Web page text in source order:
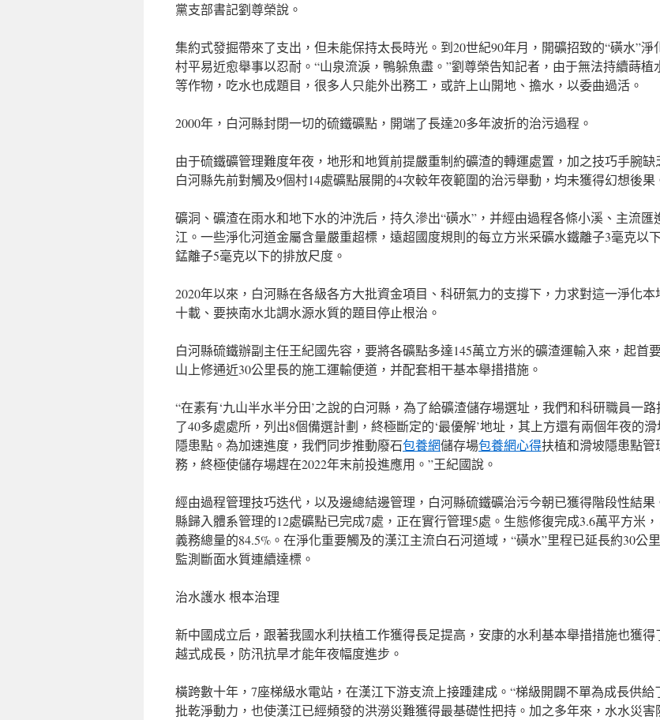
黨支部書記劉尊榮說。
集約式發掘帶來了支出，但未能保持太長時光。到20世紀90年月，開礦招致的“磺水”淨
村平易近愈舉事以忍耐。“山泉流淚，鴨躲魚盡。”劉尊榮告知記者，由于無法持續蒔植
等作物，吃水也成題目，很多人只能外出務工，或許上山開地、擔水，以委曲過活。
2000年，白河縣封閉一切的硫鐵礦點，開端了長達20多年波折的治污過程。
由于硫鐵礦管理難度年夜，地形和地質前提嚴重制約礦渣的轉運處置，加之技巧手腕缺
白河縣先前對觸及9個村14處礦點展開的4次較年夜範圍的治污舉動，均未獲得幻想後果
礦洞、礦渣在雨水和地下水的沖洗后，持久滲出“磺水”，并經由過程各條小溪、主流匯
江。一些淨化河道金屬含量嚴重超標，遠超國度規則的每立方米采礦水鐵離子3毫克以下
錳離子5毫克以下的排放尺度。
2020年以來，白河縣在各級各方大批資金項目、科研氣力的支撐下，力求對這一淨化本
十載、要挾南水北調水源水質的題目停止根治。
白河縣硫鐵辦副主任王紀國先容，要將各礦點多達145萬立方米的礦渣運輸入來，起首
山上修通近30公里長的施工運輸便道，并配套相干基本舉措措施。
“在素有‘九山半水半分田’之說的白河縣，為了給礦渣儲存場選址，我們和科研職員一路
了40多處處所，列出8個備選計劃，終極斷定的‘最優解’地址，其上方還有兩個年夜的滑
隱患點。為加速進度，我們同步推動廢石包養網儲存場包養網心得扶植和滑坡隱患點管
務，終極使儲存場趕在2022年末前投進應用。”王紀國說。
經由過程管理技巧迭代，以及邊總結邊管理，白河縣硫鐵礦治污今朝已獲得階段性結果
縣歸入體系管理的12處礦點已完成7處，正在實行管理5處。生態修復完成3.6萬平方米
義務總量的84.5%。在淨化重要觸及的漢江主流白石河道域，“磺水”里程已延長約30公里
監測斷面水質連續達標。
治水護水 根本治理
新中國成立后，跟著我國水利扶植工作獲得長足提高，安康的水利基本舉措措施也獲得
越式成長，防汛抗旱才能年夜幅度進步。
橫跨數十年，7座梯級水電站，在漢江下游支流上接踵建成。“梯級開闢不單為成長供給
批乾淨動力，也使漢江已經頻發的洪澇災難獲得最基礎性把持。加之多年來，水水災害